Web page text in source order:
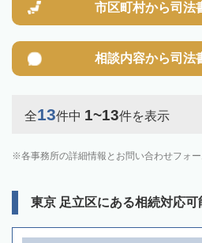
市区町村から司法
相談内容から司法
全13件中 1~13件を表示
各事務所の詳細情報とお問い合わせフォ
東京 足立区にある相続対応